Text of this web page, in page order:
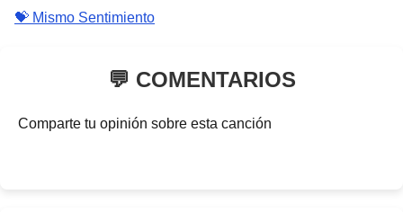
💝 Mismo Sentimiento
💬 COMENTARIOS
Comparte tu opinión sobre esta canción